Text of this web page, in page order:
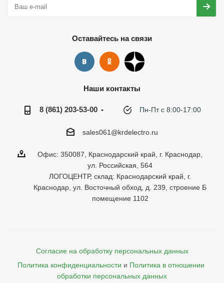
Оставайтесь на связи
Наши контакты
8 (861) 203-53-00 Пн-Пт с 8:00-17:00
sales061@krdelectro.ru
Офис: 350087, Краснодарский край, г. Краснодар,
ул. Российская, 564
ЛОГОЦЕНТР, склад: Краснодарский край, г.
Краснодар, ул. Восточный обход, д. 239, строение Б
помещение 1102
Согласие на обработку персональных данных
Политика конфиденциальности и Политика в отношении
обработки персональных данных